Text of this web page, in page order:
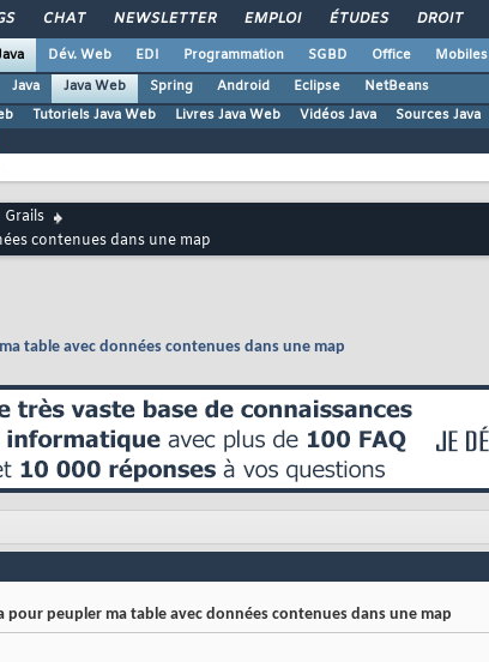
CHAT NEWSLETTER EMPLOI ÉTUDES DROIT
Dév. Web EDI Programmation SGBD Office Mobiles
Java
Java Web Spring Android Eclipse
NetBeans
Tutoriels Java Web Livres Java Web Vidéos Java Sources Java
Grails
contenues dans une map
table avec données contenues dans une map
peupler ma table avec données contenues dans une map